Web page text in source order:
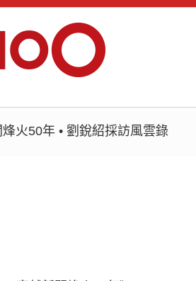
火50年 • 劉銳紹採訪風雲錄